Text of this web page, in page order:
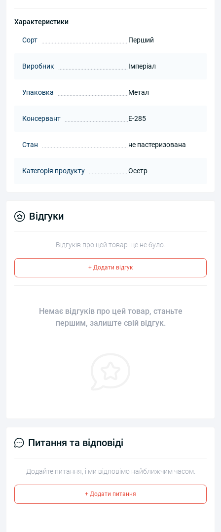
Характеристики
Сорт Перший
Виробник Імперіал
Упаковка Метал
Консервант E-285
Стан не пастеризована
Категорія продукту Осетр
Відгуки
Відгуків про цей товар ще не було.
+ Додати відгук
Немає відгуків про цей товар, станьте
першим, залиште свій відгук.
Питання та відповіді
Додайте питання, і ми відповімо найближчим часом.
+ Додати питання